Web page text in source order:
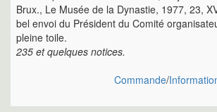
Brux., Le Musée de la Dynastie, 1977, 23,
bel envoi du Président du Comité
pleine toile.
235 et quelques notices.
Commande/